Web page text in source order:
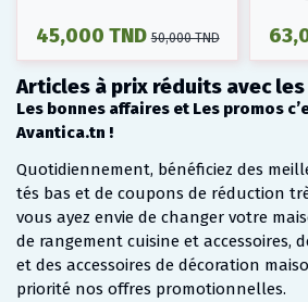
45,000 TND 50,000 TND
Articles à prix réduits avec
Les bonnes affaires et Les promos
Avantica.tn !
Quotidiennement, bénéficiez des
tés bas et de coupons de réduction
vous ayez envie de changer votre
de rangement cuisine et accessoires,
et des accessoires de décoration
priorité nos offres promotionnelles.